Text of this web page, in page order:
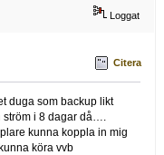
Loggat
Citera
duga som backup likt
i 8 dagar då….
kunna koppla in mig
köra vvb